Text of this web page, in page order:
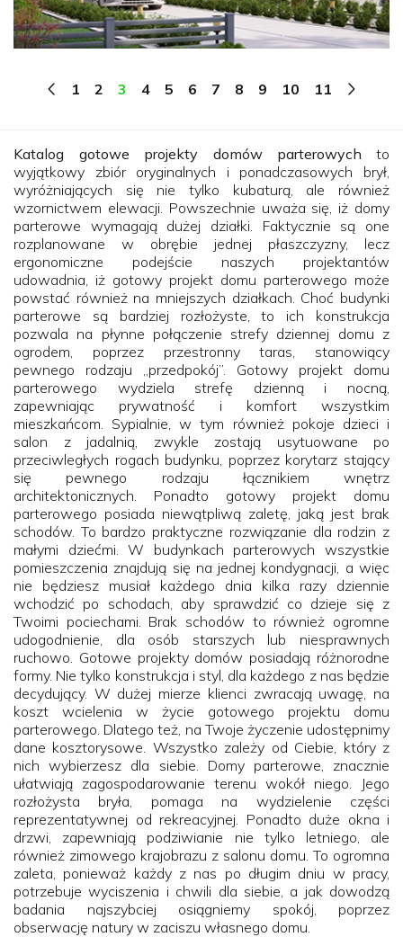
1 2 3 4 5 6 7 8 9 10 11
Katalog gotowe projekty domów parterowych
to
wyjątkowy zbiór oryginalnych i ponadczasowych brył,
wyróżniających się nie tylko kubaturą, ale również
wzornictwem elewacji. Powszechnie uważa się, iż domy
parterowe wymagają dużej działki. Faktycznie są one
rozplanowane w obrębie jednej płaszczyzny, lecz
ergonomiczne podejście naszych projektantów
udowadnia, iż gotowy projekt domu parterowego może
powstać również na mniejszych działkach. Choć budynki
parterowe są bardziej rozłożyste, to ich konstrukcja
pozwala na płynne połączenie strefy dziennej domu z
ogrodem, poprzez przestronny taras, stanowiący
pewnego rodzaju „przedpokój”. Gotowy projekt domu
parterowego wydziela strefę dzienną i nocną,
zapewniając prywatność i komfort wszystkim
mieszkańcom. Sypialnie, w tym również pokoje dzieci i
salon z jadalnią, zwykle zostają usytuowane po
przeciwległych rogach budynku, poprzez korytarz stający
się pewnego rodzaju łącznikiem wnętrz
architektonicznych. Ponadto gotowy projekt domu
parterowego posiada niewątpliwą zaletę, jaką jest brak
schodów. To bardzo praktyczne rozwiązanie dla rodzin z
małymi dziećmi. W budynkach parterowych wszystkie
pomieszczenia znajdują się na jednej kondygnacji, a więc
nie będziesz musiał każdego dnia kilka razy dziennie
wchodzić po schodach, aby sprawdzić co dzieje się z
Twoimi pociechami. Brak schodów to również ogromne
udogodnienie, dla osób starszych lub niesprawnych
ruchowo. Gotowe projekty domów posiadają różnorodne
formy. Nie tylko konstrukcja i styl, dla każdego z nas będzie
decydujący. W dużej mierze klienci zwracają uwagę, na
koszt wcielenia w życie gotowego projektu domu
parterowego. Dlatego też, na Twoje życzenie udostępnimy
dane kosztorysowe. Wszystko zależy od Ciebie, który z
nich wybierzesz dla siebie. Domy parterowe, znacznie
ułatwiają zagospodarowanie terenu wokół niego. Jego
rozłożysta bryła, pomaga na wydzielenie części
reprezentatywnej od rekreacyjnej. Ponadto duże okna i
drzwi, zapewniają podziwianie nie tylko letniego, ale
również zimowego krajobrazu z salonu domu. To ogromna
zaleta, ponieważ każdy z nas po długim dniu w pracy,
potrzebuje wyciszenia i chwili dla siebie, a jak dowodzą
badania najszybciej osiągniemy spokój, poprzez
obserwację natury w zaciszu własnego domu.